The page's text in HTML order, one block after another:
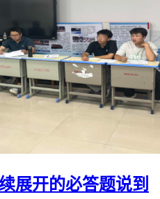
展开的必答题说到